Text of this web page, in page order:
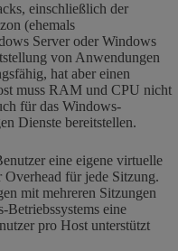
einschließlich der
(ehemals
Server oder Windows
von Anwendungen
hat aber einen
muss RAM und CPU nicht
für das Windows-
Dienste bereitstellen.
eine eigene virtuelle
für jede Sitzung.
mit mehreren Sitzungen
Betriebssystems eine
pro Host unterstützt